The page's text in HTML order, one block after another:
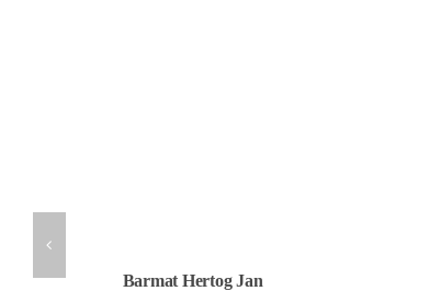
Barmat Hertog Jan